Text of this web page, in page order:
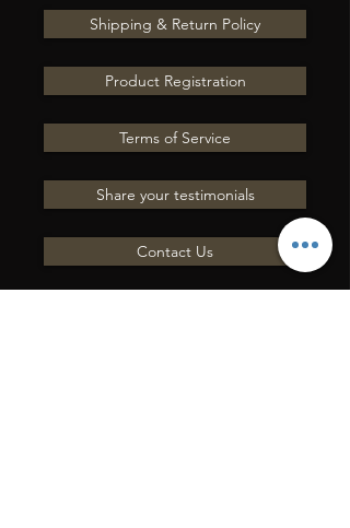
Shipping & Return Policy
Product Registration
Terms of Service
Share your testimonials
Contact Us